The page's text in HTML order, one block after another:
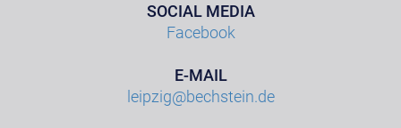
SOCIAL MEDIA
Facebook
E-MAIL
leipzig@bechstein.de